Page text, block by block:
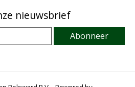
nieuwsbrief
Abonneer